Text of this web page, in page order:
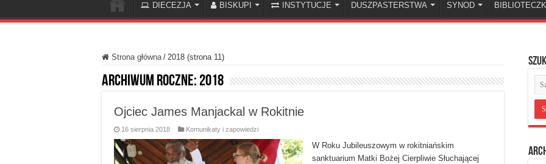
DIECEZJA BISKUPI INSTYTUCJE DUSZPASTERSTWA SYNOD
Strona główna / 2018 (strona 11)
Archiwum roczne: 2018
Ojciec James Manjackal w Rokitnie
16 sierpnia 2018 Komunikaty i zapowiedzi
W Roku Jubileuszowym w rokitniańskim
sanktuarium Matki Bożej Cierpliwie Słuchającej